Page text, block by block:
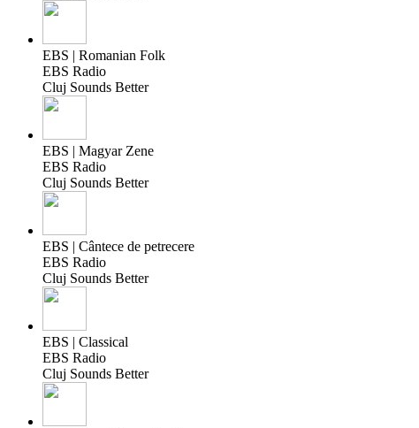
EBS | Romanian Folk
EBS Radio
Cluj Sounds Better
EBS | Magyar Zene
EBS Radio
Cluj Sounds Better
EBS | Cântece de petrecere
EBS Radio
Cluj Sounds Better
EBS | Classical
EBS Radio
Cluj Sounds Better